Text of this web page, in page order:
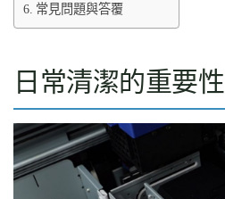
常見問題與答覆
日常清潔的重要性